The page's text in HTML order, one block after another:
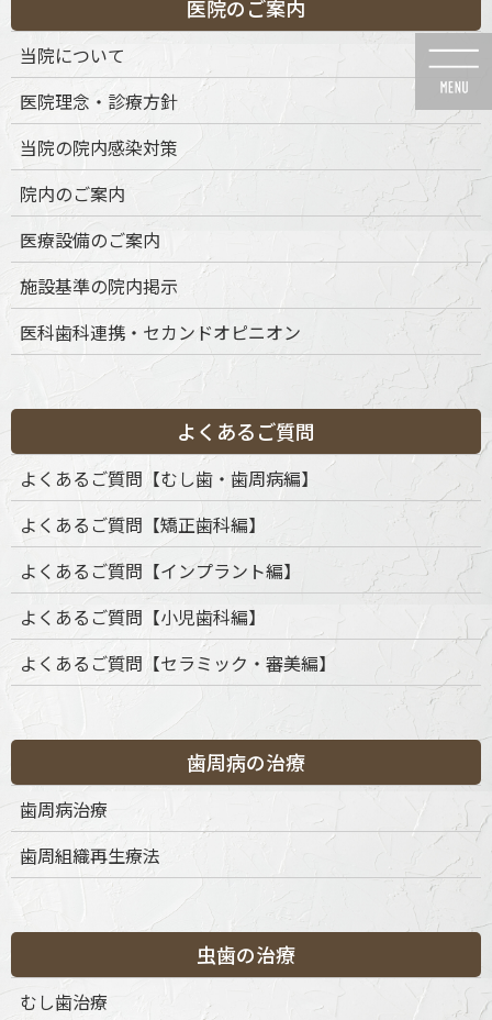
ン
ン
に
動
ビ
ー
ョ
に
動セラミック治療
HOME セラミック治療
ドクターよりのメッセージ
当院では、審美性・機能性・生体親和性のすべてに優れた
セラミック治療
を行っております。保険診療の銀歯やレジ
ン修復では得られない、美しく自然な仕上がりを求める
方、金属アレルギーや口腔内の健康を意識される方に適し
た、自由診療による治療です。
セラミック治療は、見た目の美しさを追求するだけでな
く、長期的な口腔の健康を保つための重要な治療法の一つ
です。従来の金属を用いた詰め物や被せ物では、経年劣化
や歯ぐきとの境目の変色、金属アレルギーのリスクなど、
医院のご案内
当院について
医院理念・診療方針
当院の院内感染対策
院内のご案内
医療設備のご案内
施設基準の院内掲示
医科歯科連携・セカンドオピニオン
よくあるご質問
よくあるご質問【むし歯・歯周病編】
よくあるご質問【矯正歯科編】
よくあるご質問【インプラント編】
よくあるご質問【小児歯科編】
よくあるご質問【セラミック・審美編】
歯周病の治療
歯周病治療
歯周組織再生療法
虫歯の治療
むし歯治療